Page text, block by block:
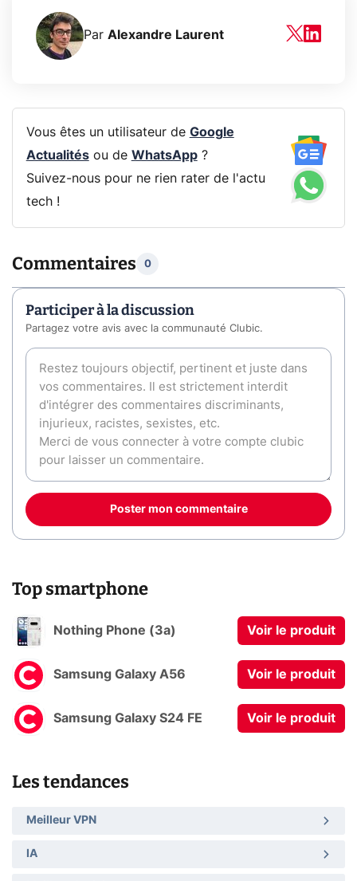
Par Alexandre Laurent
Vous êtes un utilisateur de Google
Actualitésou de WhatsApp?
Suivez-nous pour ne rien rater de l'actu
tech !
Commentaires 0
Participer à la discussion
Partagez votre avis avec la communauté Clubic.
Poster mon commentaire
Top smartphone
Nothing Phone (3a) Voir le produit
Samsung Galaxy A56 Voir le produit
Samsung Galaxy S24 FE Voir le produit
Les tendances
Meilleur VPN
IA